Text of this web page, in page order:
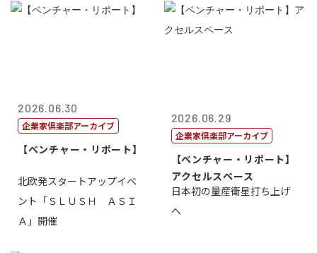
2026.06.30
企業家倶楽部アーカイブ
【ベンチャー・リポート】
北欧発スタートアップイベ
ント「ＳＬＵＳＨ ＡＳＩ
Ａ」開催
2026.06.29
企業家倶楽部アーカイブ
【ベンチャー・リポート】
アクセルスペース
日本初の量産衛星打ち上げ
へ